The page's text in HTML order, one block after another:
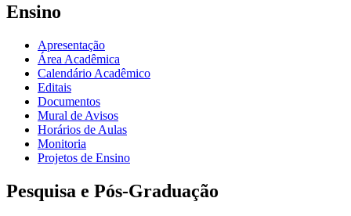
Ensino
Apresentação
Área Acadêmica
Calendário Acadêmico
Editais
Documentos
Mural de Avisos
Horários de Aulas
Monitoria
Projetos de Ensino
Pesquisa e Pós-Graduação